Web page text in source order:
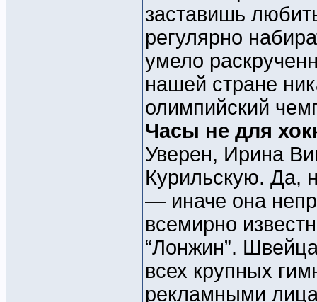
заставишь
регулярно
умело
нашей стране
олимпийский
Часы не для
Уверен, Ирина
Курильскую. Да,
— иначе она
всемирно
“Лонжин”.
всех крупных
рекламными